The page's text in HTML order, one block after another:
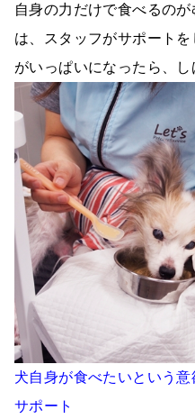
自身の力だけで食べるの
は、スタッフがサポート
がいっぱいになったら、し
犬自身が食べたいという
サポート